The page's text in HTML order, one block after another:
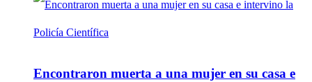
Encontraron muerta a una mujer en su casa e